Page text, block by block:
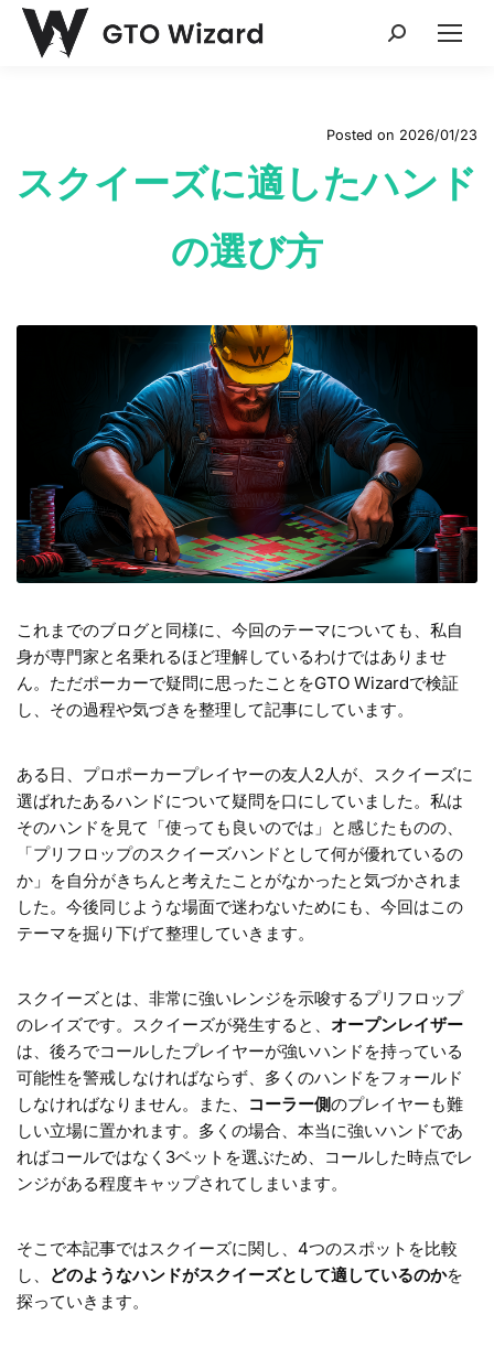
Search:
Posted on 2026/01/23
スクイーズに適したハンド
の選び方
これまでのブログと同様に、今回のテーマについても、私自
身が専門家と名乗れるほど理解しているわけではありませ
ん。ただポーカーで疑問に思ったことをGTO Wizardで検証
し、その過程や気づきを整理して記事にしています。
ある日、プロポーカープレイヤーの友人2人が、スクイーズに
選ばれたあるハンドについて疑問を口にしていました。私は
そのハンドを見て「使っても良いのでは」と感じたものの、
「プリフロップのスクイーズハンドとして何が優れているの
か」を自分がきちんと考えたことがなかったと気づかされま
した。今後同じような場面で迷わないためにも、今回はこの
テーマを掘り下げて整理していきます。
スクイーズとは、非常に強いレンジを示唆するプリフロップ
のレイズです。スクイーズが発生すると、 オープンレイザー
は、後ろでコールしたプレイヤーが強いハンドを持っている
可能性を警戒しなければならず、多くのハンドをフォールド
しなければなりません。また、
コーラー側のプレイヤーも難
しい立場に置かれます。多くの場合、本当に強いハンドであ
ればコールではなく3ベットを選ぶため、コールした時点でレ
ンジがある程度キャップされてしまいます。
そこで本記事ではスクイーズに関し、4つのスポットを比較
し、
どのようなハンドがスクイーズとして適しているのかを
探っていきます。